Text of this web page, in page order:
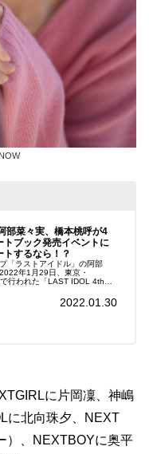
部菜々実、橋本桃呼が4
トブック発売イベントに
トするなら！？
「ラストアイドル」の阿部
年1月29日、東京・
行われた「LAST IDOL 4th
2022.01.30
に片岡凜、神嶋
に北向珠夕、NEXT
）、NEXTBOYに奥平